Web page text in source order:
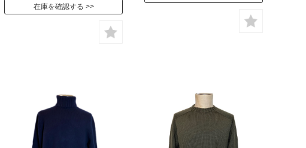
在庫を確認する